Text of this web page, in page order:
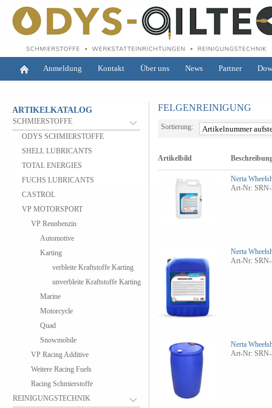
Anmeldung Kontakt Über uns News Partner
ARTIKELKATALOG
SCHMIERSTOFFE
ODYS SCHMIERSTOFFE
SHELL LUBRICANTS
TOTAL ENERGIES
FUCHS LUBRICANTS
CASTROL
VP MOTORSPORT
VP Rennbenzin
Automotive
Karting
verbleite Kraftstoffe Karting
unverbleite Kraftstoffe Karting
Marine
Motorcycle
Quad
Snowmobile
VP Racing Additive
Weitere Racing Fuels
Racing Schmierstoffe
REINIGUNGSTECHNIK
FELGENREINIGUNG
Sortierung:
Artikelbild
Nerta
Art-Nr: SRN-
Nerta
Art-Nr: SRN-
Nerta
Art-Nr: